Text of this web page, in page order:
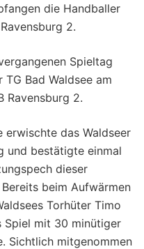
die Handballer
2.
Spieltag
Bad Waldsee am
Ravensburg 2.
erwischte das Waldseer
und bestätigte einmal
dieser
Aufwärmen
Torhüter Timo
Spiel mit 30 minütiger
Sichtlich mitgenommen